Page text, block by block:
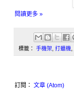
閱讀更多 »
標籤： 手機架 打蠟機
訂閱： 文章 (Atom)